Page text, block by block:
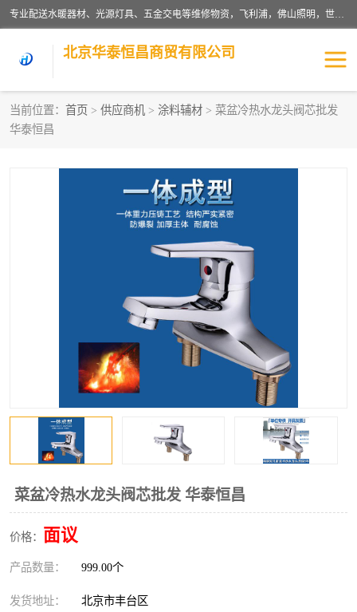
专业配送水暖器材、光源灯具、五金交电等维修物资，飞利浦，佛山照明，世达，博世，九牧，特陶等各产品涉及国内外知名品牌。公司专注与物业、学校、酒店、工厂等单位合作，提供一站式配送服务，降低客户综合成本。依托电子商务改变传统模式，以专业的团队为客户提供24H物资配送到达，货到月结、统一开票，便捷退换等服务，提高了企业的运营效率。
北京华泰恒昌商贸有限公司
当前位置： 首页 > 供应商机 > 涂料辅材 > 菜盆冷热水龙头阀芯批发
华泰恒昌
菜盆冷热水龙头阀芯批发 华泰恒昌
价格： 面议
产品数量： 999.00个
发货地址： 北京市丰台区
水暖阀门
涂料辅材